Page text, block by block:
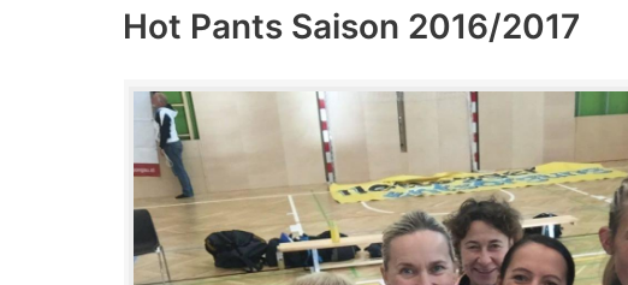
Hot Pants Saison 2016/2017